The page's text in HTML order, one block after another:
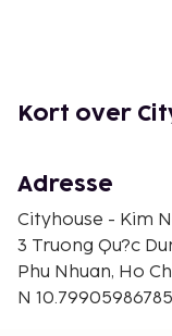
Kort over
Adresse
Cityhouse - Kim
3 Truong Qu?c
Phu Nhuan, Ho
N